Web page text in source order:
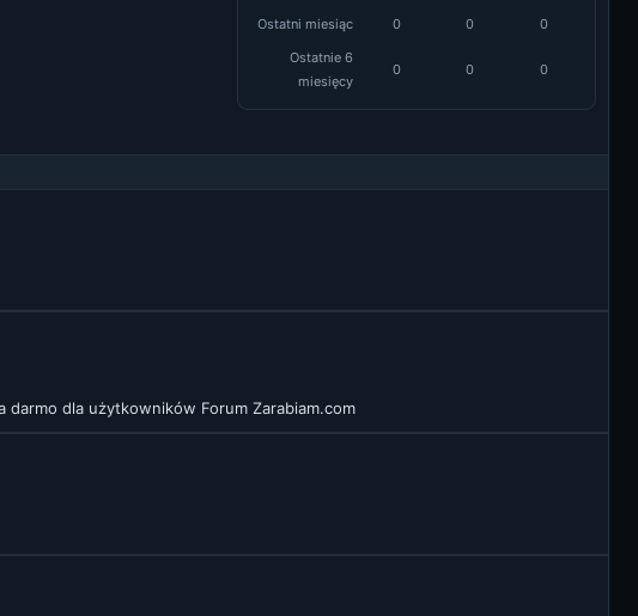
Ostatni miesiąc
0 0
0
Ostatnie 6
miesięcy
0 0 0
darmo dla użytkowników Forum Zarabiam.com